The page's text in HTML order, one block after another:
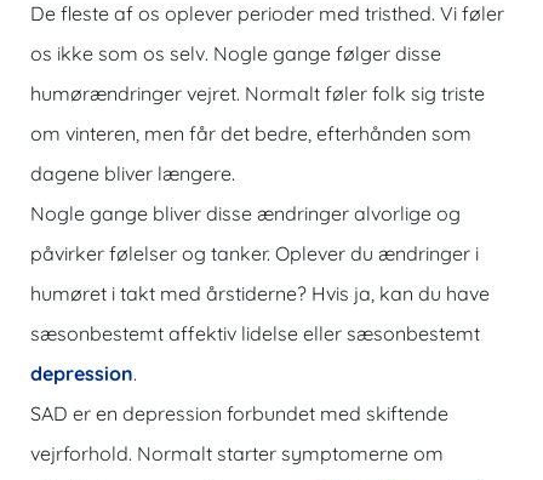
De fleste af os oplever perioder med tristhed. Vi føler
os ikke som os selv. Nogle gange følger disse
humørændringer vejret. Normalt føler folk sig triste
om vinteren, men får det bedre, efterhånden som
dagene bliver længere.
Nogle gange bliver disse ændringer alvorlige og
påvirker følelser og tanker. Oplever du ændringer i
humøret i takt med årstiderne? Hvis ja, kan du have
sæsonbestemt affektiv lidelse eller sæsonbestemt
depression.
SAD er en depression forbundet med skiftende
vejrforhold. Normalt starter symptomerne om